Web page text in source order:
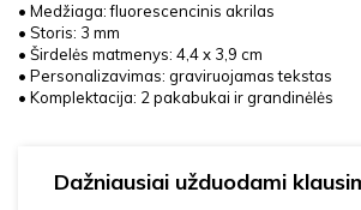
• Medžiaga: fluorescencinis akrilas
• Storis: 3 mm
• Širdelės matmenys: 4,4 x 3,9 cm
• Personalizavimas: graviruojamas tekstas
• Komplektacija: 2 pakabukai ir grandinėlės
Dažniausiai užduodami